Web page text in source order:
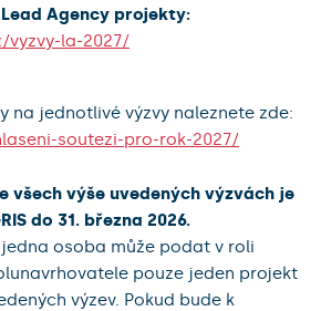
Agency projekty:
la-2027/
na jednotlivé výzvy naleznete zde:
soutezi-pro-rok-2027/
všech výše uvedených výzvách je
do 31. března 2026.
jedna osoba může podat v roli
pouze jeden projekt
výzev. Pokud bude k